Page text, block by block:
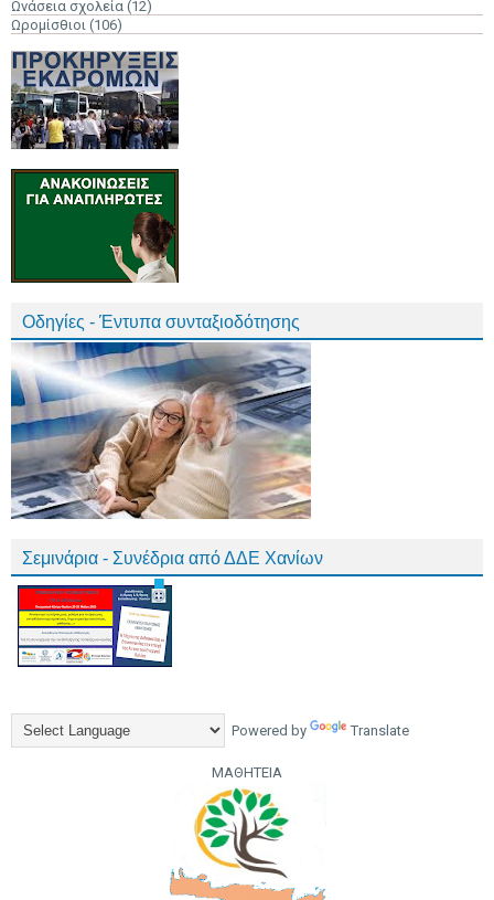
Ωνάσεια σχολεία (12)
Ωρομίσθιοι (106)
Οδηγίες - Έντυπα συνταξιοδότησης
Σεμινάρια - Συνέδρια από ΔΔΕ Χανίων
Powered by Translate
ΜΑΘΗΤΕΙΑ